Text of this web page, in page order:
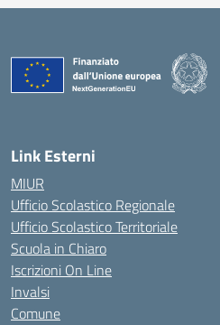
Link Esterni
MIUR
Ufficio Scolastico Regionale
Ufficio Scolastico Territoriale
Scuola in Chiaro
Iscrizioni On Line
Invalsi
Comune